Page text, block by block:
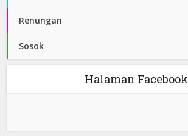
Renungan
Sosok
Halaman Facebook